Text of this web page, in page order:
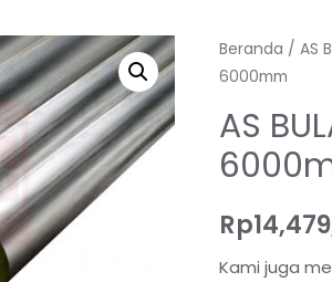
Beranda / AS
6000mm
AS
Rp
Kami juga